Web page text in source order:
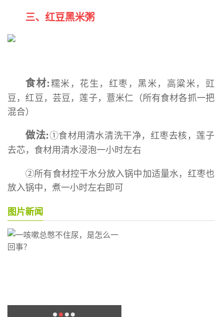
三、红豆黑米粥
食材:糯米，花生，红枣，黑米，高粱米，豇
豆，红豆，芸豆，莲子，薏米仁（所有食材各抓一把
混合）
做法:①食材用清水清洗干净，红枣去核，莲子
去芯，食材用清水浸泡一小时左右
②所有食材控干水分放入锅中加适量水，红枣也
放入锅中，煮一小时左右即可
图片新闻